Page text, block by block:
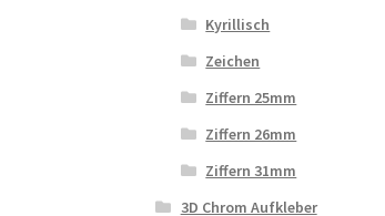
Kyrillisch
Zeichen
Ziffern 25mm
Ziffern 26mm
Ziffern 31mm
3D Chrom Aufkleber